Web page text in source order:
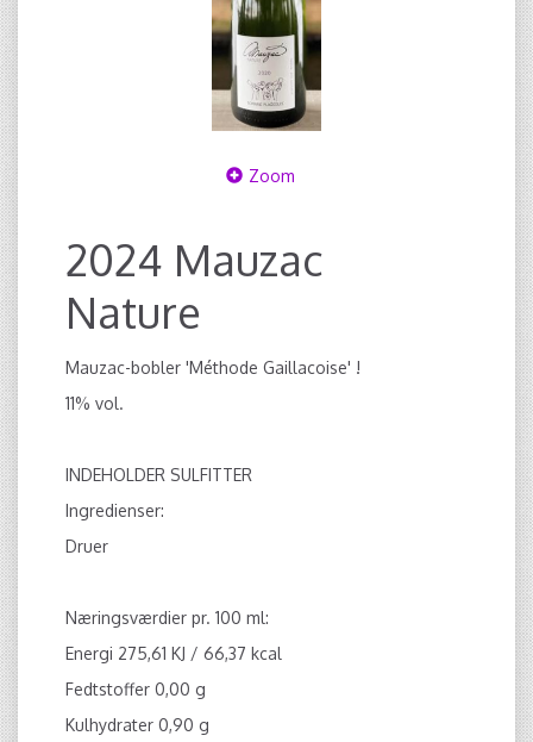
Zoom
2024 Mauzac
Nature
Mauzac-bobler 'Méthode Gaillacoise' !
11% vol.
INDEHOLDER SULFITTER
Ingredienser:
Druer
Næringsværdier pr. 100 ml:
Energi 275,61 KJ / 66,37 kcal
Fedtstoffer 0,00 g
Kulhydrater 0,90 g